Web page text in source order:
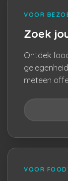
VOOR
Zoek
Ontdek
meteen
VOOR